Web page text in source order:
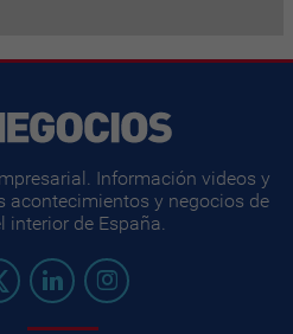
Información videos y
acontecimientos y negocios de
interior de España.